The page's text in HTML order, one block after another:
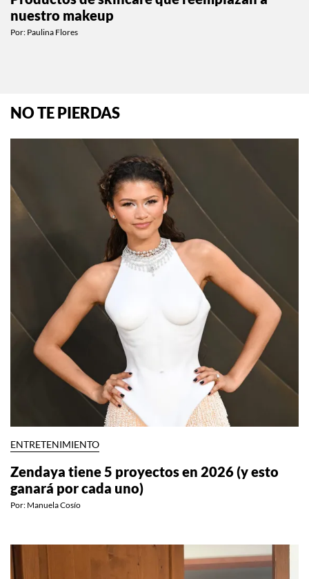
nuestro makeup
Por: Paulina Flores
NO TE PIERDAS
ENTRETENIMIENTO
Zendaya tiene 5 proyectos en 2026 (y esto
ganará por cada uno)
Por: Manuela Cosío